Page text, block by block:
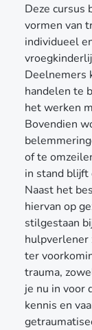
Deze cursus
vormen van
individueel
Deelnemers
handelen te
het werken
Bovendien
of te
in stand blijft
Naast het
hiervan op
stilgestaan
hulpverlener
ter
trauma,
je nu in voor
kennis en